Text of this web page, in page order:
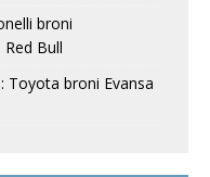
broni
Bull
Toyota broni Evansa